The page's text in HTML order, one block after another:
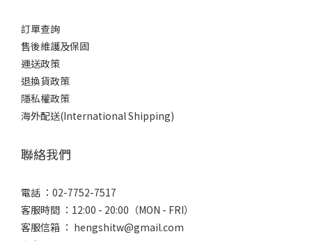
訂單查詢
售後維護及保固
運送政策
退換貨政策
隱私權政策
海外配送(International Shipping)
聯絡我們
電話 ：02-7752-7517
客服時間 ：12:00 - 20:00（MON - FRI）
客服信箱 ： hengshitw@gmail.com